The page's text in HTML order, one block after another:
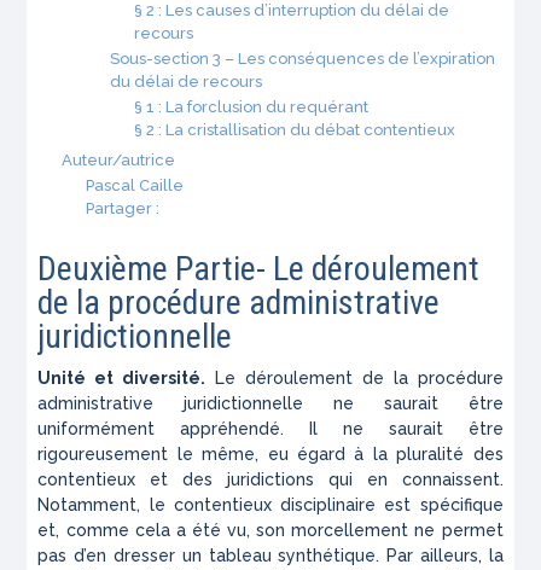
§ 2 : Les causes d’interruption du délai de
recours
Sous-section 3 – Les conséquences de l’expiration
du délai de recours
§ 1 : La forclusion du requérant
§ 2 : La cristallisation du débat contentieux
Auteur/autrice
Pascal Caille
Partager :
Deuxième Partie- Le déroulement
de la procédure administrative
juridictionnelle
Unité et diversité. Le déroulement de la procédure
administrative juridictionnelle ne saurait être
uniformément appréhendé. Il ne saurait être
rigoureusement le même, eu égard à la pluralité des
contentieux et des juridictions qui en connaissent.
Notamment, le contentieux disciplinaire est spécifique
et, comme cela a été vu, son morcellement ne permet
pas d’en dresser un tableau synthétique. Par ailleurs, la